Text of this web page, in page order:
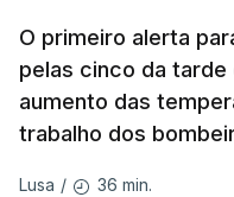
ERRO100
O primeiro alerta
pelas cinco da
aumento das
trabalho dos
Lusa / 36 min.